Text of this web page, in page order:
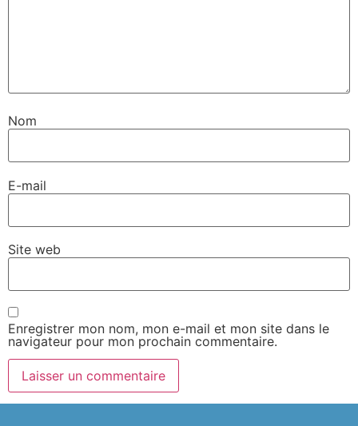
Nom
E-mail
Site web
Enregistrer mon nom, mon e-mail et mon site dans le
navigateur pour mon prochain commentaire.